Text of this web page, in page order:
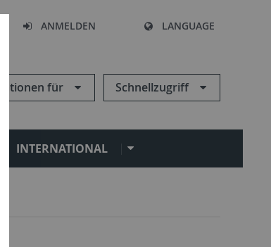
ANMELDEN LANGUAGE
für Schnellzugriff
INTERNATIONAL